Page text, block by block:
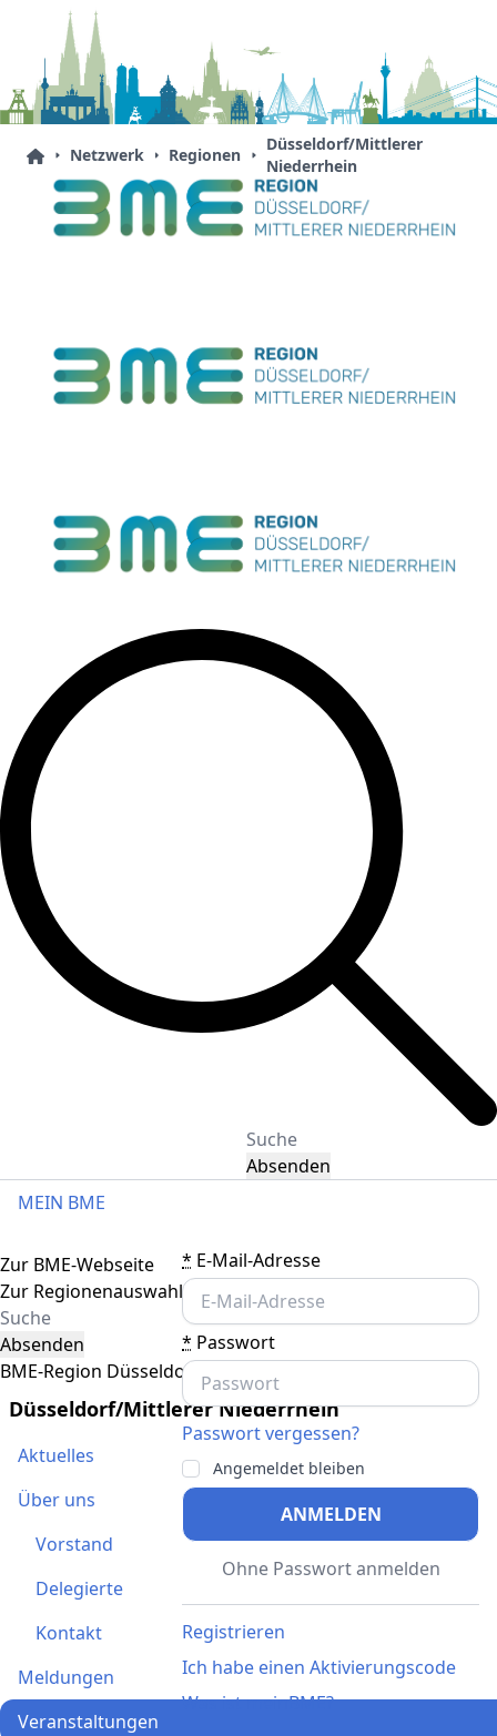
Netzwerk Regionen
Düsseldorf/Mittlerer
Niederrhein
Absenden
MEIN BME
* E-Mail-Adresse
* Passwort
Passwort vergessen?
Angemeldet bleiben
ANMELDEN
Ohne Passwort anmelden
Registrieren
Ich habe einen Aktivierungscode
Was ist meinBME?
Toggle navigation
Zur BME-Webseite
Zur Regionenauswahl
Absenden
BME-Region Düsseldorf/Mittlerer Niederrhein
Düsseldorf/Mittlerer Niederrhein
Aktuelles
Über uns
Vorstand
Delegierte
Kontakt
Meldungen
Veranstaltungen